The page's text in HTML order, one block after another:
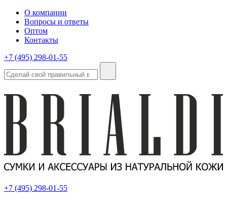
О компании
Вопросы и ответы
Оптом
Контакты
+7 (495) 298-01-55
+7 (495) 298-01-55